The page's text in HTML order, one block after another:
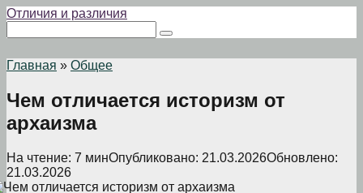
Перейти
контенту
Отличия и различия
Главная » Общее
Чем отличается историзм от
архаизма
На чтение: 7 минОпубликовано: 21.03.2026Обновлено:
21.03.2026